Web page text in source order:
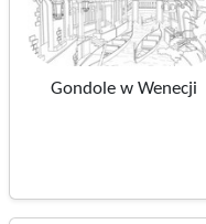
Gondole w Wenecji